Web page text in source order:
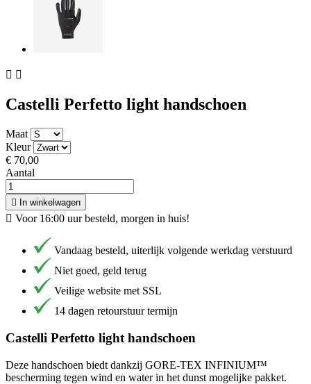
 
Castelli Perfetto light handschoen
Maat
Kleur
€ 70,00
Aantal
 In winkelwagen
 Voor 16:00 uur besteld, morgen in huis!
Vandaag besteld, uiterlijk volgende werkdag verstuurd
Niet goed, geld terug
Veilige website met SSL
14 dagen retourstuur termijn
Castelli Perfetto light handschoen
Deze handschoen biedt dankzij GORE-TEX INFINIUM™
bescherming tegen wind en water in het dunst mogelijke pakket.